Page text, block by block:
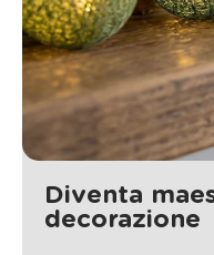
Diventa
decorazione